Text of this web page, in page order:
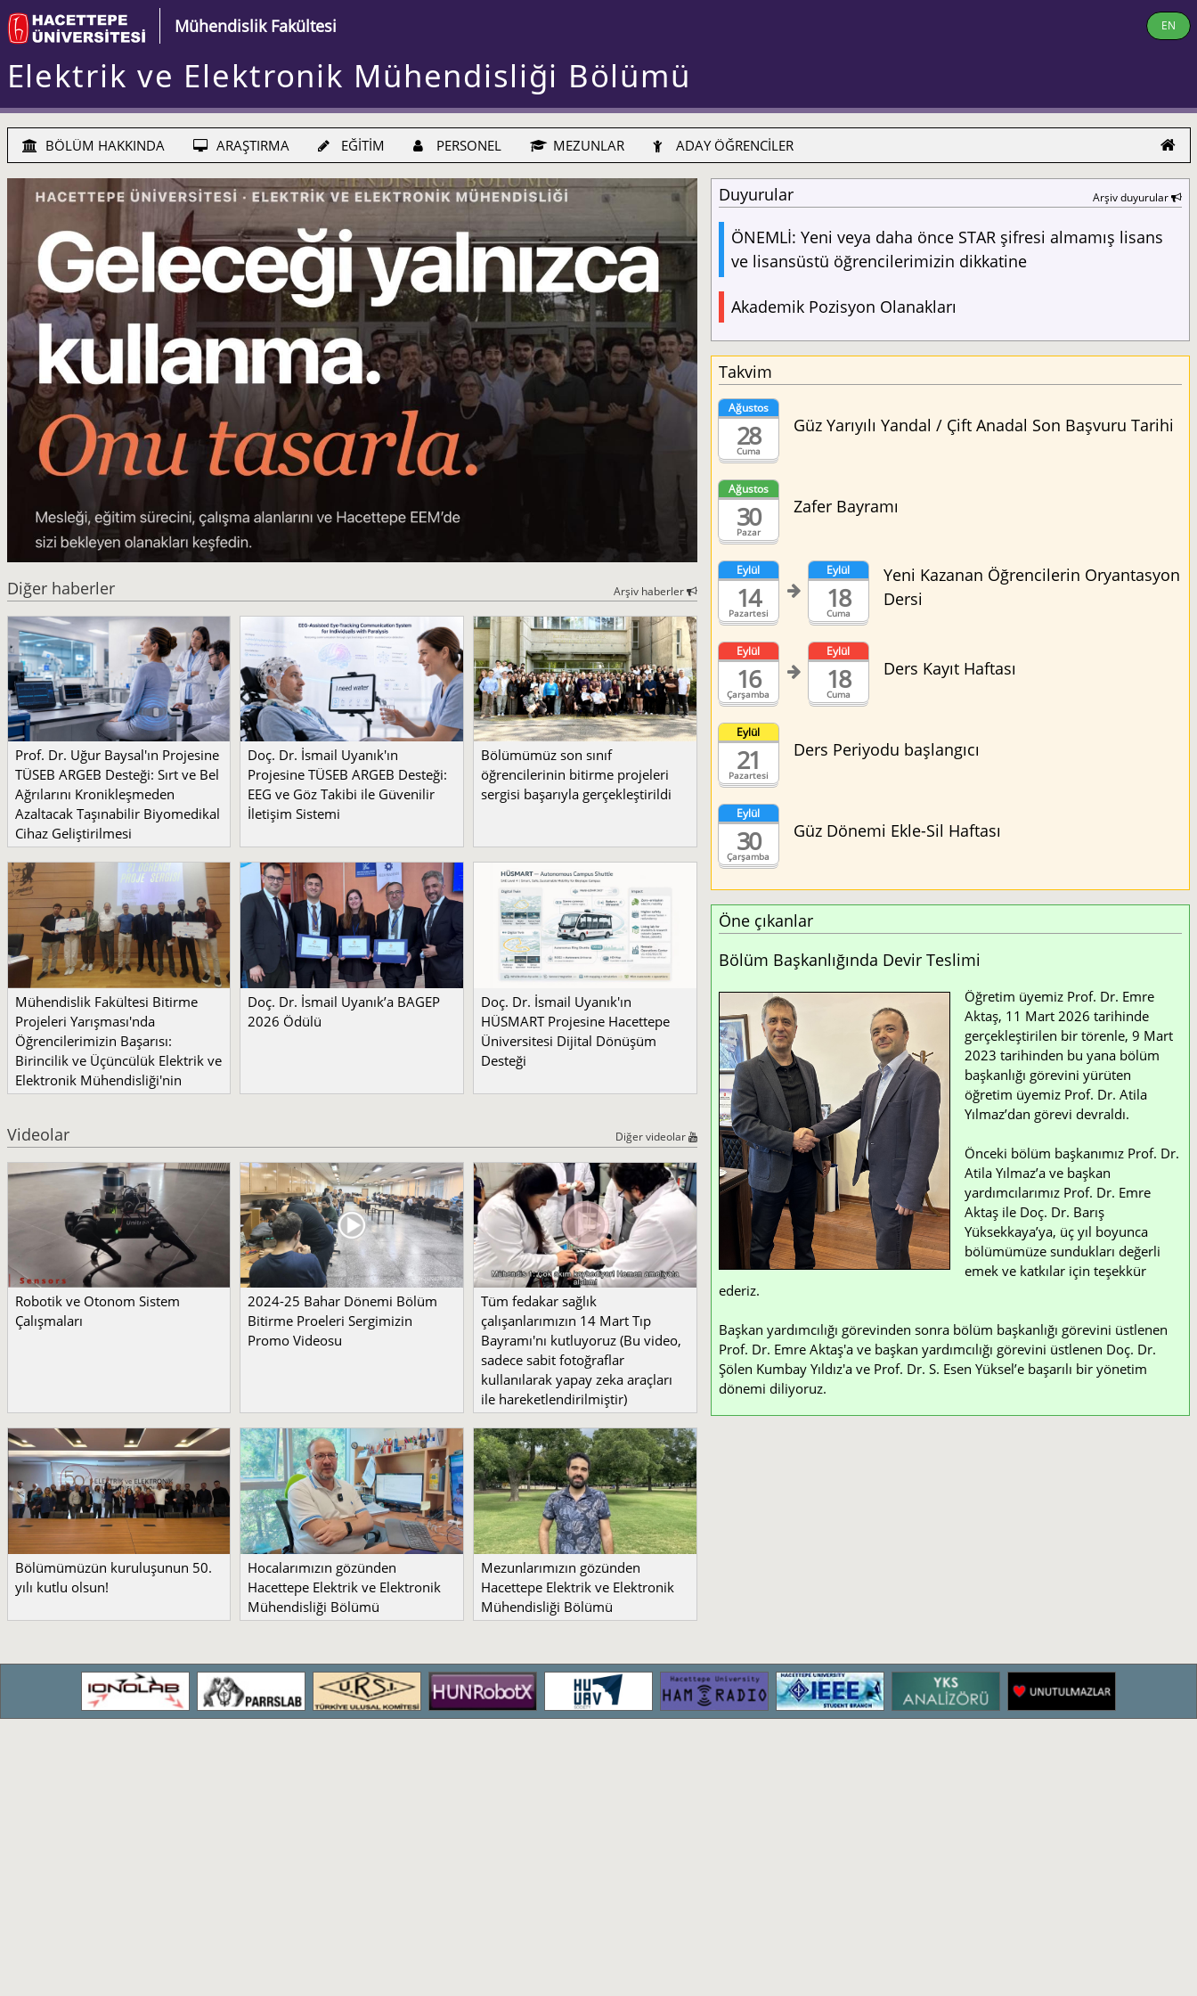
Mühendislik Fakültesi EN
Elektrik ve Elektronik Mühendisliği Bölümü
BÖLÜM HAKKINDA ARAŞTIRMA EĞİTİM PERSONEL MEZUNLAR ADAY ÖĞRENCİLER
Diğer haberler Arşiv haberler
Prof. Dr. Uğur Baysal'ın Projesine
TÜSEB ARGEB Desteği: Sırt ve Bel
Ağrılarını Kronikleşmeden
Azaltacak Taşınabilir Biyomedikal
Cihaz Geliştirilmesi
Doç. Dr. İsmail Uyanık'ın
Projesine TÜSEB ARGEB Desteği:
EEG ve Göz Takibi ile Güvenilir
İletişim Sistemi
Bölümümüz son sınıf
öğrencilerinin bitirme projeleri
sergisi başarıyla gerçekleştirildi
Mühendislik Fakültesi Bitirme
Projeleri Yarışması'nda
Öğrencilerimizin Başarısı:
Birincilik ve Üçüncülük Elektrik ve
Elektronik Mühendisliği'nin
Doç. Dr. İsmail Uyanık’a BAGEP
2026 Ödülü
Doç. Dr. İsmail Uyanık'ın
HÜSMART Projesine Hacettepe
Üniversitesi Dijital Dönüşüm
Desteği
Videolar Diğer videolar
Robotik ve Otonom Sistem
Çalışmaları
2024-25 Bahar Dönemi Bölüm
Bitirme Proeleri Sergimizin
Promo Videosu
Tüm fedakar sağlık
çalışanlarımızın 14 Mart Tıp
Bayramı'nı kutluyoruz (Bu video,
sadece sabit fotoğraflar
kullanılarak yapay zeka araçları
ile hareketlendirilmiştir)
Bölümümüzün kuruluşunun 50.
yılı kutlu olsun!
Hocalarımızın gözünden
Hacettepe Elektrik ve Elektronik
Mühendisliği Bölümü
Mezunlarımızın gözünden
Hacettepe Elektrik ve Elektronik
Mühendisliği Bölümü
Duyurular Arşiv duyurular
ÖNEMLİ: Yeni veya daha önce STAR şifresi almamış lisans
ve lisansüstü öğrencilerimizin dikkatine
Akademik Pozisyon Olanakları
Takvim
Cuma
Ağustos
28 Güz Yarıyılı Yandal / Çift Anadal Son Başvuru Tarihi
Pazar
Ağustos
30 Zafer Bayramı
Pazartesi
Eylül
14 Cuma
Eylül
18
Yeni Kazanan Öğrencilerin Oryantasyon
Dersi
Çarşamba
Eylül
16 Cuma
Eylül
18 Ders Kayıt Haftası
Pazartesi
Eylül
21 Ders Periyodu başlangıcı
Çarşamba
Eylül
30 Güz Dönemi Ekle-Sil Haftası
Öne çıkanlar
Bölüm Başkanlığında Devir Teslimi
Öğretim üyemiz Prof. Dr. Emre
Aktaş, 11 Mart 2026 tarihinde
gerçekleştirilen bir törenle, 9 Mart
2023 tarihinden bu yana bölüm
başkanlığı görevini yürüten
öğretim üyemiz Prof. Dr. Atila
Yılmaz’dan görevi devraldı.
Önceki bölüm başkanımız Prof. Dr.
Atila Yılmaz’a ve başkan
yardımcılarımız Prof. Dr. Emre
Aktaş ile Doç. Dr. Barış
Yüksekkaya’ya, üç yıl boyunca
bölümümüze sundukları değerli
emek ve katkılar için teşekkür
ederiz.
Başkan yardımcılığı görevinden sonra bölüm başkanlığı görevini üstlenen
Prof. Dr. Emre Aktaş'a ve başkan yardımcılığı görevini üstlenen Doç. Dr.
Şölen Kumbay Yıldız'a ve Prof. Dr. S. Esen Yüksel’e başarılı bir yönetim
dönemi diliyoruz.